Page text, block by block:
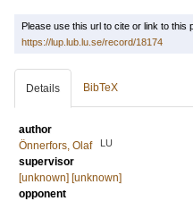
Please use this url to cite or link to this
https://lup.lub.lu.se/record/18174
Details BibTeX
author
Önnerfors, Olaf
LU
supervisor
[unknown] [unknown]
opponent